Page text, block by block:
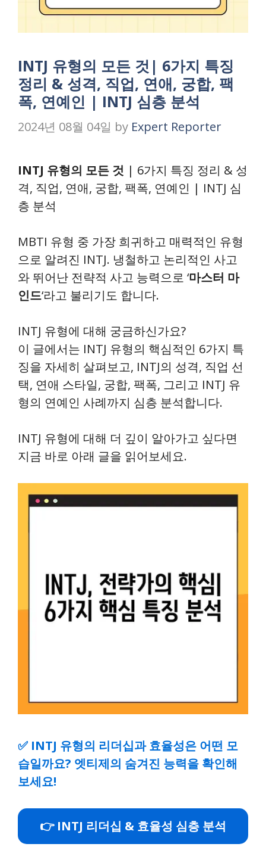
INTJ 유형의 모든 것| 6가지 특징
정리 & 성격, 직업, 연애, 궁합, 팩
폭, 연예인 | INTJ 심층 분석
2024년 08월 04일 by Expert Reporter
INTJ 유형의 모든 것 | 6가지 특징 정리 & 성
격, 직업, 연애, 궁합, 팩폭, 연예인 | INTJ 심
층 분석
MBTI 유형 중 가장 희귀하고 매력적인 유형
으로 알려진 INTJ. 냉철하고 논리적인 사고
와 뛰어난 전략적 사고 능력으로 ‘마스터 마
인드‘라고 불리기도 합니다.
INTJ 유형에 대해 궁금하신가요?
이 글에서는 INTJ 유형의 핵심적인 6가지 특
징을 자세히 살펴보고, INTJ의 성격, 직업 선
택, 연애 스타일, 궁합, 팩폭, 그리고 INTJ 유
형의 연예인 사례까지 심층 분석합니다.
INTJ 유형에 대해 더 깊이 알아가고 싶다면
지금 바로 아래 글을 읽어보세요.
✅ INTJ 유형의 리더십과 효율성은 어떤 모
습일까요? 엣티제의 숨겨진 능력을 확인해
보세요!
👉 INTJ 리더십 & 효율성 심층 분석